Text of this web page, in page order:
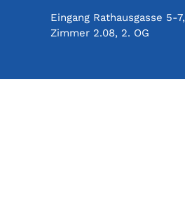
Eingang Rathausgasse 5-7,
Zimmer 2.08, 2. OG